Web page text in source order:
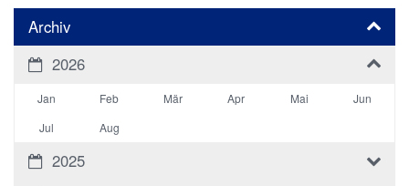
Archiv
2026
Jan Feb Mär Apr Mai
Jun
Jul
Aug
2025